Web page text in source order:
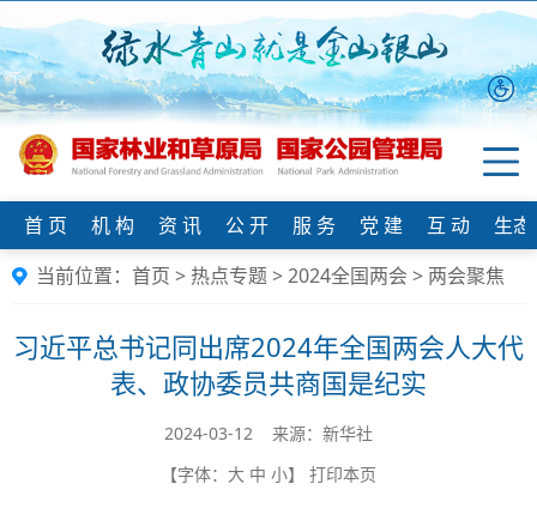
首 页 机 构 资 讯 公 开 服 务 党 建 互 动
生
当前位置： 首页 > 热点专题>2024全国两会 > 两会聚焦
习近平总书记同出席2024年全国两会人大代
表、政协委员共商国是纪实
2024-03-12 来源：新华社
【字体： 大 中 小】 打印本页